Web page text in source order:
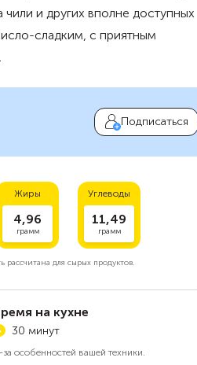
и других вполне доступных
сладким, с приятным
Подписаться
Жиры
4,96
грамм
Углеводы
11,49
грамм
рассчитана для сырых продуктов.
на кухне
30 минут
особенностей вашей техники.